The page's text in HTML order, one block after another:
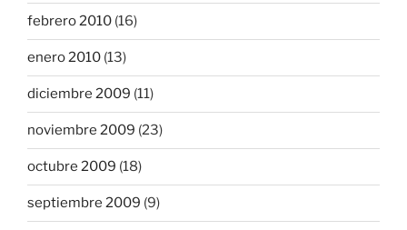
febrero 2010 (16)
enero 2010 (13)
diciembre 2009 (11)
noviembre 2009 (23)
octubre 2009 (18)
septiembre 2009 (9)